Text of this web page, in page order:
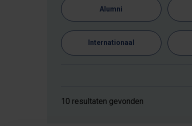
Alumni
Internationaal
10 resultaten gevonden